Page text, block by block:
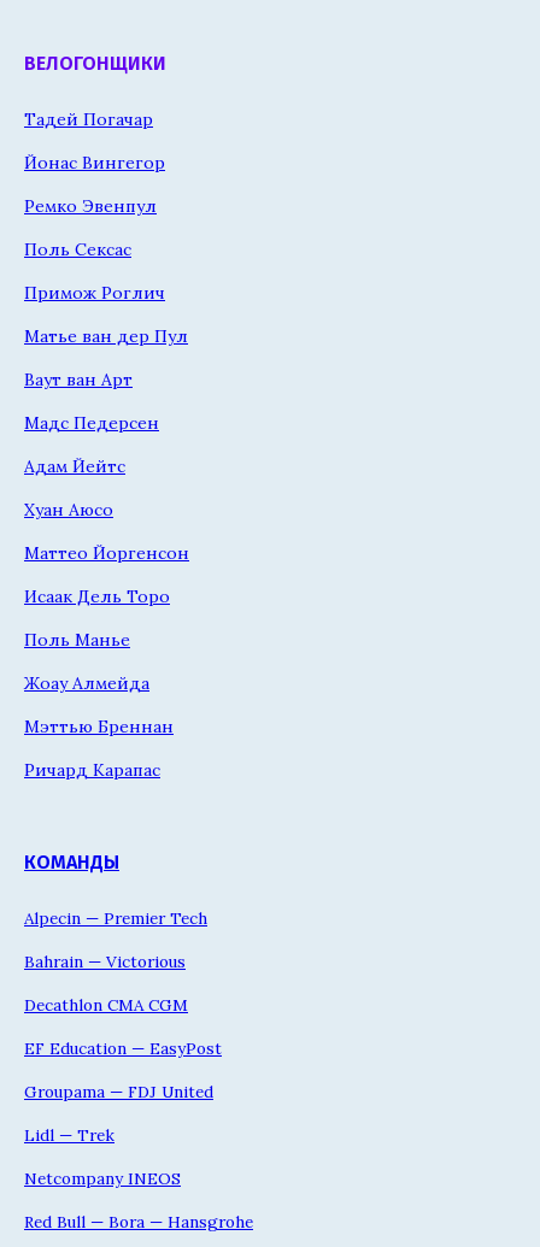
ВЕЛОГОНЩИКИ
Тадей Погачар
Йонас Вингегор
Ремко Эвенпул
Поль Сексас
Примож Роглич
Матье ван дер Пул
Ваут ван Арт
Мадс Педерсен
Адам Йейтс
Хуан Аюсо
Маттео Йоргенсон
Исаак Дель Торо
Поль Манье
Жоау Алмейда
Мэттью Бреннан
Ричард Карапас
КОМАНДЫ
Alpecin — Premier Tech
Bahrain — Victorious
Decathlon CMA CGM
EF Education — EasyPost
Groupama — FDJ United
Lidl — Trek
Netcompany INEOS
Red Bull — Bora — Hansgrohe